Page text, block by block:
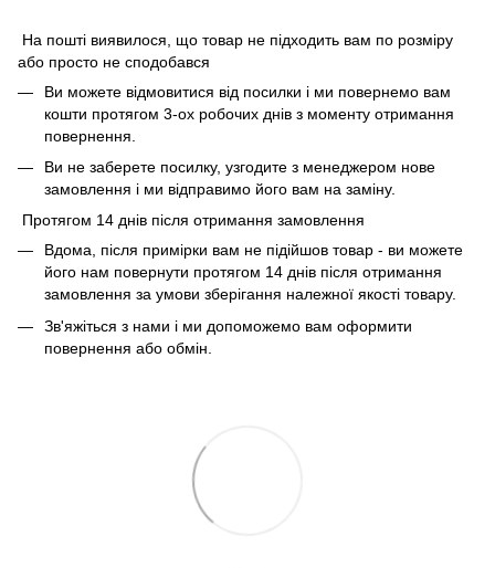
На пошті виявилося, що товар не підходить вам по розміру
або просто не сподобався
Ви можете відмовитися від посилки і ми повернемо вам
кошти протягом 3-ох робочих днів з моменту отримання
повернення.
Ви не заберете посилку, узгодите з менеджером нове
замовлення і ми відправимо його вам на заміну.
Протягом 14 днів після отримання замовлення
Вдома, після примірки вам не підійшов товар - ви можете
його нам повернути протягом 14 днів після отримання
замовлення за умови зберігання належної якості товару.
Зв'яжіться з нами і ми допоможемо вам оформити
повернення або обмін.